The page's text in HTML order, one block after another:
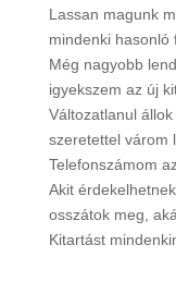
Lassan magunk
mindenki hasonló
Még nagyobb
igyekszem az új
Változatlanul
szeretettel várom
Telefonszámom
Akit
osszátok meg,
Kitartást